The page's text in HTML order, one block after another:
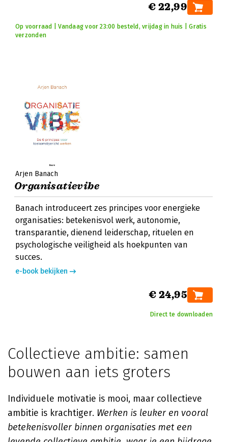
€ 22,99
Op voorraad | Vandaag voor 23:00 besteld, vrijdag in huis | Gratis
verzonden
Arjen Banach
Organisatievibe
Banach introduceert zes principes voor energieke
organisaties: betekenisvol werk, autonomie,
transparantie, dienend leiderschap, rituelen en
psychologische veiligheid als hoekpunten van
succes.
e-book bekijken
€ 24,95
Direct te downloaden
Collectieve ambitie: samen
bouwen aan iets groters
Individuele motivatie is mooi, maar collectieve
ambitie is krachtiger. Werken is leuker en vooral
betekenisvoller binnen organisaties met een